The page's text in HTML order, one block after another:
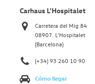
Carhaus L’Hospitalet
Carretera del Mig 84
08907. L’Hospitalet
(Barcelona)
(+34) 93 260 10 90
Cómo llegar